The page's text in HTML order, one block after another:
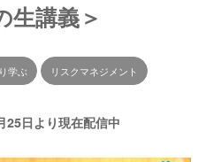
生講義＞
学ぶ リスクマネジメント
25日より現在配信中